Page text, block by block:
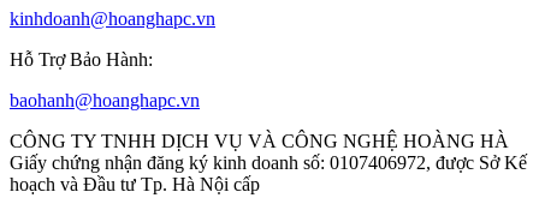
kinhdoanh@hoanghapc.vn
Hỗ Trợ Bảo Hành:
baohanh@hoanghapc.vn
CÔNG TY TNHH DỊCH VỤ VÀ CÔNG NGHỆ HOÀNG HÀ
Giấy chứng nhận đăng ký kinh doanh số: 0107406972, được Sở Kế
hoạch và Đầu tư Tp. Hà Nội cấp